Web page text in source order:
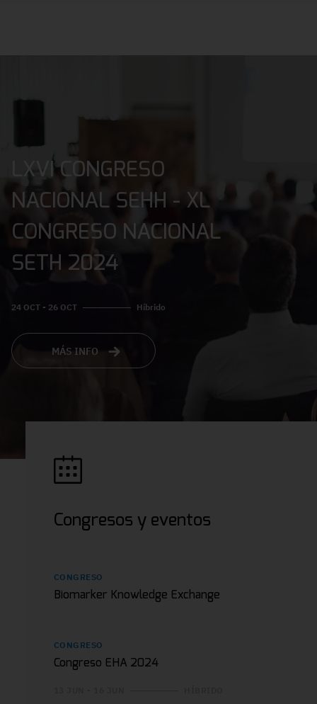
LXVI CONGRESO
NACIONAL SEHH - XL
CONGRESO NACIONAL
SETH 2024
24 OCT - 26 OCT Híbrido
MÁS INFO
Congresos y eventos
CONGRESO
Biomarker Knowledge Exchange
CONGRESO
Congreso EHA 2024